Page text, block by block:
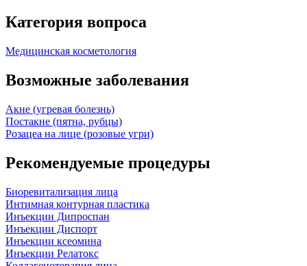
Категория вопроса
Медицинская косметология
Возможные заболевания
Акне (угревая болезнь)
Постакне (пятна, рубцы)
Розацеа на лице (розовые угри)
Рекомендуемые процедуры
Биоревитализация лица
Интимная контурная пластика
Инъекции Дипроспан
Инъекции Диспорт
Инъекции ксеомина
Инъекции Релатокс